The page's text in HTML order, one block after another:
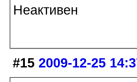
Неактивен
#15 2009-12-25